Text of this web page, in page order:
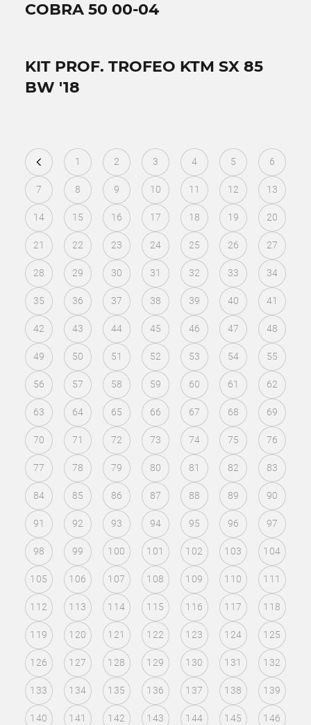
COBRA 50 00-04
KIT PROF. TROFEO KTM SX 85
BW '18
1 2 3 4 5 6
7 8 9 10 11 12 13
14 15 16 17 18 19 20
21 22 23 24 25 26 27
28 29 30 31 32 33 34
35 36 37 38 39 40 41
42 43 44 45 46 47 48
49 50 51 52 53 54 55
56 57 58 59 60 61 62
63 64 65 66 67 68 69
70 71 72 73 74 75 76
77 78 79 80 81 82 83
84 85 86 87 88 89 90
91 92 93 94 95 96 97
98 99 100 101 102 103 104
105 106 107 108 109 110 111
112 113 114 115 116 117 118
119 120 121 122 123 124 125
126 127 128 129 130 131 132
133 134 135 136 137 138 139
140 141 142 143 144 145 146